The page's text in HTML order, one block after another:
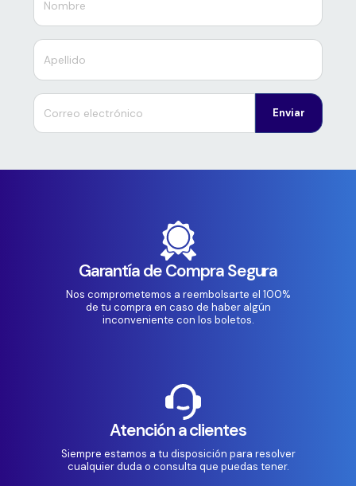
Enviar
Garantía de Compra Segura
Nos comprometemos a reembolsarte el 100%
de tu compra en caso de haber algún
inconveniente con los boletos.
Atención a clientes
Siempre estamos a tu disposición para resolver
cualquier duda o consulta que puedas tener.